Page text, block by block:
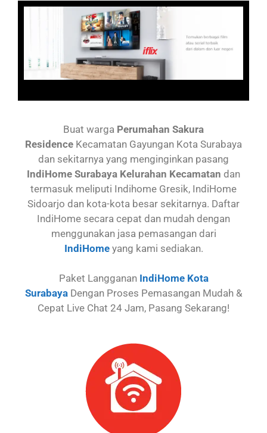
Buat warga Perumahan Sakura
Residence Kecamatan Gayungan Kota Surabaya
dan sekitarnya yang menginginkan pasang
IndiHome Surabaya Kelurahan Kecamatan dan
termasuk meliputi Indihome Gresik, IndiHome
Sidoarjo dan kota-kota besar sekitarnya. Daftar
IndiHome secara cepat dan mudah dengan
menggunakan jasa pemasangan dari
IndiHome yang kami sediakan.
Paket Langganan IndiHome Kota
SurabayaDengan Proses Pemasangan Mudah &
Cepat Live Chat 24 Jam, Pasang Sekarang!